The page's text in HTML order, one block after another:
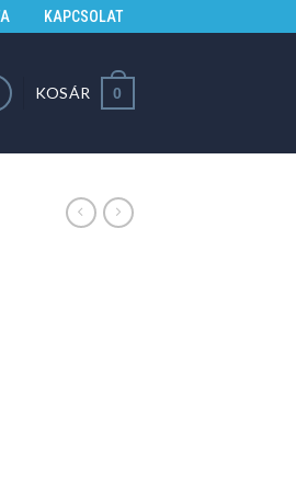
KAPCSOLAT
KOSÁR 0